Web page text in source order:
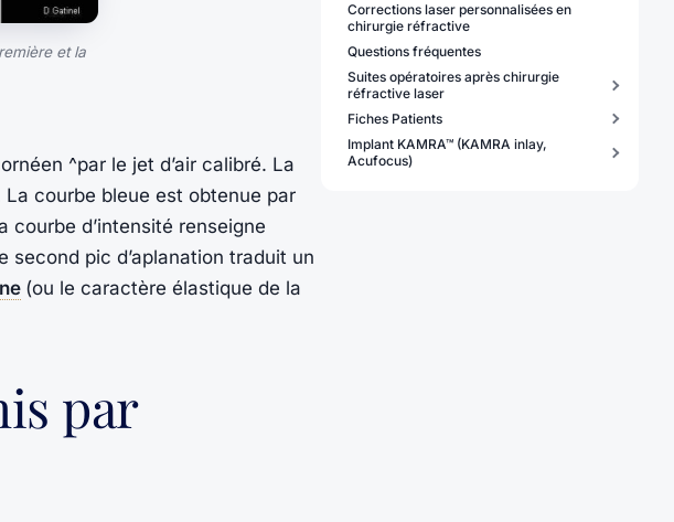
et la
^par le jet d’air calibré. La
La courbe bleue est obtenue par
courbe d’intensité renseigne
second pic d’aplanation traduit un
(ou le caractère élastique de la
par
Corrections laser personnalisées en
chirurgie réfractive
Questions fréquentes
Suites opératoires après chirurgie
réfractive laser
Fiches Patients
Implant KAMRA™ (KAMRA inlay,
Acufocus)